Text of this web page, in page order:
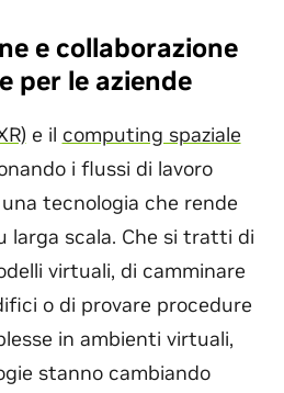
e collaborazione
per le aziende
e il computing spaziale
i flussi di lavoro
tecnologia che rende
larga scala. Che si tratti di
virtuali, di camminare
o di provare procedure
in ambienti virtuali,
stanno cambiando